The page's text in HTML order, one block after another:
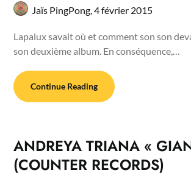
Jaïs PingPong,4 février 2015
Lapalux savait où et comment son son
son deuxième album. En conséquence,…
Continue Reading
ANDREYA TRIANA «
(COUNTER RECORDS)